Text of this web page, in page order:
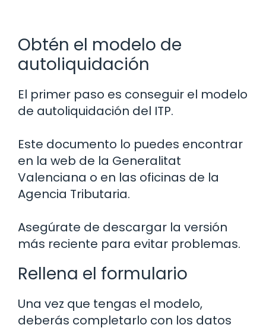
Obtén el modelo de
autoliquidación
El primer paso es conseguir el modelo
de autoliquidación del ITP.
Este documento lo puedes encontrar
en la web de la Generalitat
Valenciana o en las oficinas de la
Agencia Tributaria.
Asegúrate de descargar la versión
más reciente para evitar problemas.
Rellena el formulario
Una vez que tengas el modelo,
deberás completarlo con los datos